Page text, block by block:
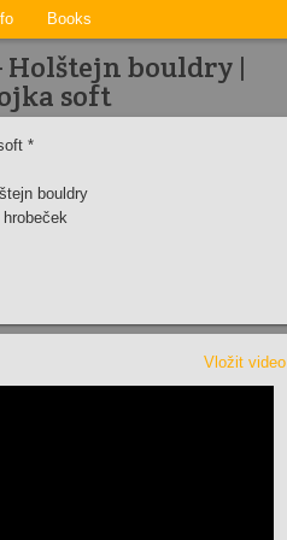
Books
Holštejn bouldry |
soft
*
bouldry
Vložit video